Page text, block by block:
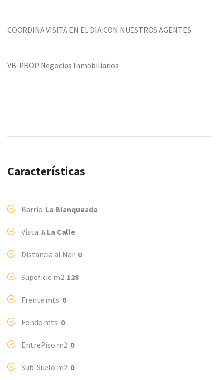
COORDINA VISITA EN EL DIA CON NUESTROS AGENTES
VB-PROP Negocios Inmobiliarios
Características
Barrio La Blanqueada
Vista A La Calle
Distancia al Mar 0
Supeficie m2 128
Frente mts 0
Fondo mts 0
EntrePiso m2 0
Sub-Suelo m2 0